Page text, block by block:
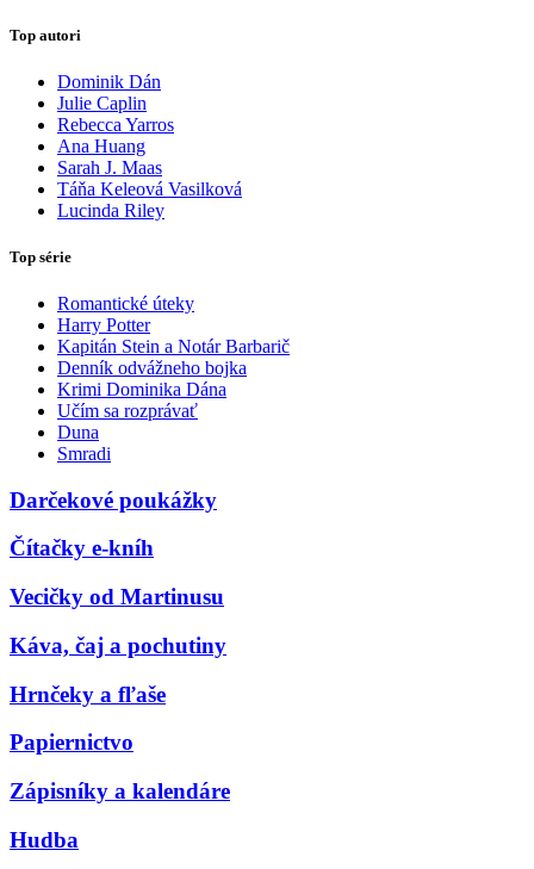
Top autori
Dominik Dán
Julie Caplin
Rebecca Yarros
Ana Huang
Sarah J. Maas
Táňa Keleová Vasilková
Lucinda Riley
Top série
Romantické úteky
Harry Potter
Kapitán Stein a Notár Barbarič
Denník odvážneho bojka
Krimi Dominika Dána
Učím sa rozprávať
Duna
Smradi
Darčekové poukážky
Čítačky e-kníh
Vecičky od Martinusu
Káva, čaj a pochutiny
Hrnčeky a fľaše
Papiernictvo
Zápisníky a kalendáre
Hudba